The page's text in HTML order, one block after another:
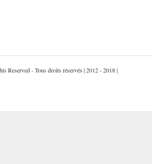
Reserved - Tous droits réservés | 2012 - 2018 |